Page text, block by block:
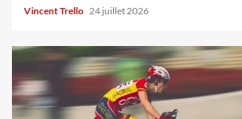
Vincent Trello 24 juillet 2026